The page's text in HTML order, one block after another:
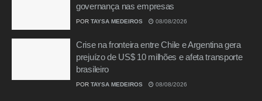
governança nas empresas
POR TAYSA MEDEIROS 08/08/2026
Crise na fronteira entre Chile e Argentina gera
prejuízo de US$ 10 milhões e afeta transporte
brasileiro
POR TAYSA MEDEIROS 08/08/2026